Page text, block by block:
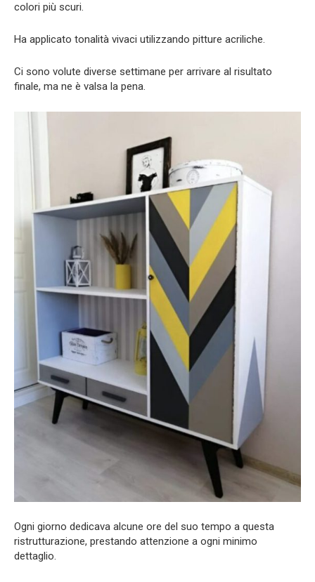
colori più scuri.
Ha applicato tonalità vivaci utilizzando pitture acriliche.
Ci sono volute diverse settimane per arrivare al risultato
finale, ma ne è valsa la pena.
Ogni giorno dedicava alcune ore del suo tempo a questa
ristrutturazione, prestando attenzione a ogni minimo
dettaglio.